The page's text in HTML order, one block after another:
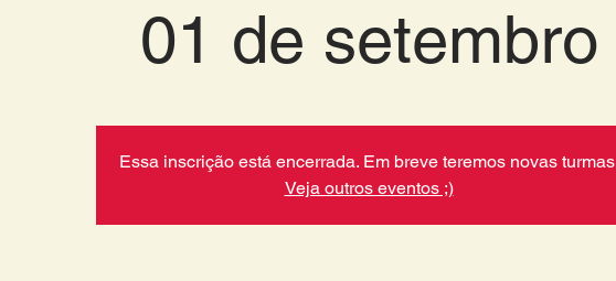
01 de setembro
Essa inscrição está encerrada. Em breve teremos novas
Veja outros eventos ;)